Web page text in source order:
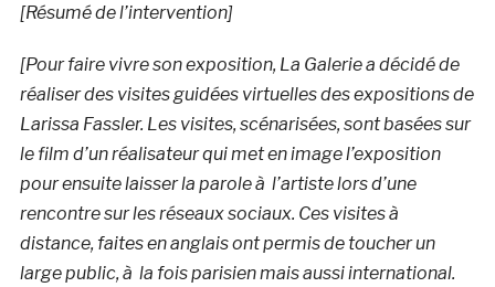
[Résumé de l’intervention]
[Pour faire vivre son exposition, La Galerie a décidé de
réaliser des visites guidées virtuelles des expositions de
Larissa Fassler. Les visites, scénarisées, sont basées sur
le film d’un réalisateur qui met en image l’exposition
pour ensuite laisser la parole à l’artiste lors d’une
rencontre sur les réseaux sociaux. Ces visites à
distance, faites en anglais ont permis de toucher un
large public, à la fois parisien mais aussi international.